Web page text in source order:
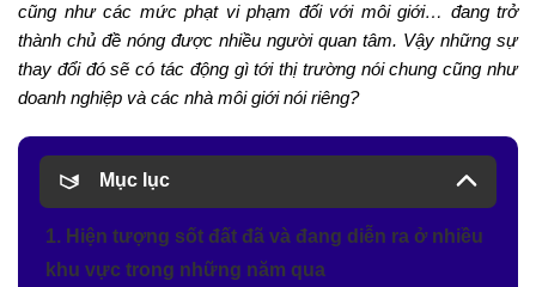
cũng như các mức phạt vi phạm đối với môi giới… đang trở
thành chủ đề nóng được nhiều người quan tâm. Vậy những sự
thay đổi đó sẽ có tác động gì tới thị trường nói chung cũng như
doanh nghiệp và các nhà môi giới nói riêng?
Mục lục
1. Hiện tượng sốt đất đã và đang diễn ra ở nhiều
khu vực trong những năm qua